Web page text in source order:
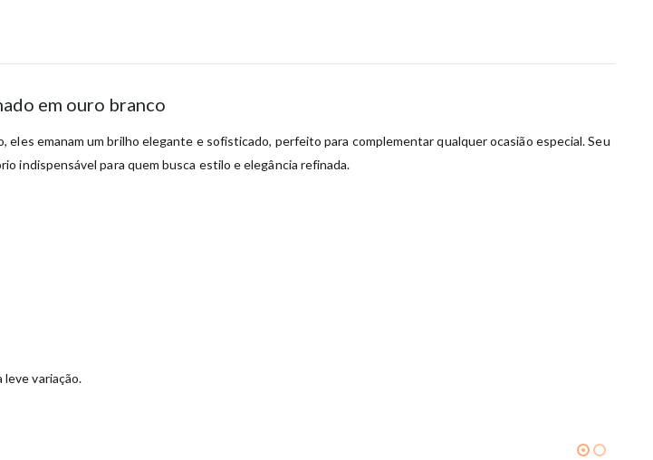
em ouro branco
emanam um brilho elegante e sofisticado, perfeito para complementar qualquer ocasião especial. Seu
indispensável para quem busca estilo e elegância refinada.
variação.